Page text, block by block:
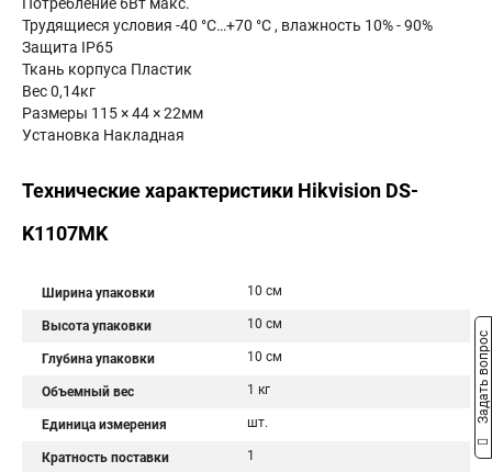
Трудящиеся условия -40 °C…+70 °C , влажность 10% - 90%
Защита IP65
Ткань корпуса Пластик
Вес 0,14кг
Размеры 115 × 44 × 22мм
Установка Накладная
Технические характеристики Hikvision DS-
K1107MK
Ширина упаковки 10 см
Высота упаковки 10 см
Глубина упаковки 10 см
Объемный вес 1 кг
Единица измерения шт.
Кратность поставки 1
Задать вопрос